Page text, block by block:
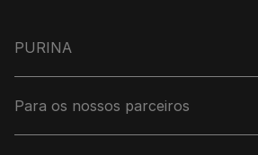
PURINA
Para os nossos parceiros